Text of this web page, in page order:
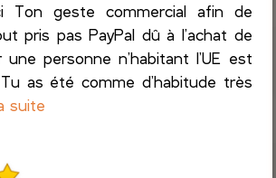
Ton geste commercial afin de
pris pas PayPal dû à l’achat de
personne n’habitant l’UE est
as été comme d’habitude très
suite